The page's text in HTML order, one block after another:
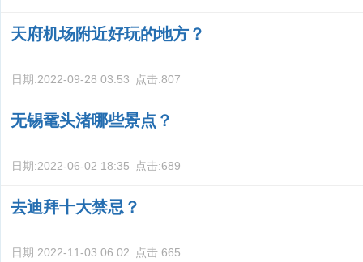
天府机场附近好玩的地方？
日期:2022-09-28 03:53 点击:807
无锡鼋头渚哪些景点？
日期:2022-06-02 18:35 点击:689
去迪拜十大禁忌？
日期:2022-11-03 06:02 点击:665